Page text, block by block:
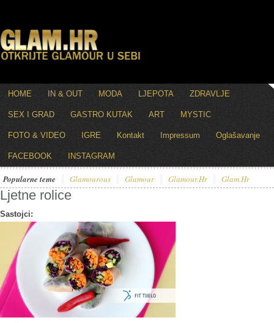
HOME IN & OUT MODA LJEPOTA ZDRAVLJE
SEX I GRAD GASTRO KUTAK ART MYSTIC
FOTO & VIDEO IGRE Kontakt Impressum Oglašavanje
FACEBOOK INSTAGRAM
Popularne teme Glamourous Glamour Glamour.hr Glam.hr
Ljetne rolice
Sastojci: